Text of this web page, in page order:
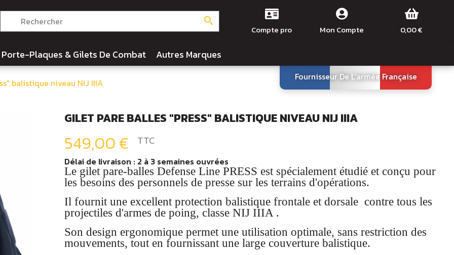
search
Compte pro Mon Compte 0,00 €
Porte-Plaques & Gilets De Combat Autres Marques
Fournisseur De L'armée Française
balistique niveau NIJ IIIA
GILET PARE BALLES "PRESS" BALISTIQUE NIVEAU NIJ IIIA
549,00 € TTC
Délai de livraison : 2 à 3 semaines ouvrées
Le gilet pare-balles Defense Line PRESS est spécialement étudié et conçu pour
les besoins des personnels de presse sur les terrains d'opérations.
Il fournit une excellent protection balistique frontale et dorsale contre tous les
projectiles d'armes de poing, classe NIJ IIIA .
Son design ergonomique permet une utilisation optimale, sans restriction des
mouvements, tout en fournissant une large couverture balistique.